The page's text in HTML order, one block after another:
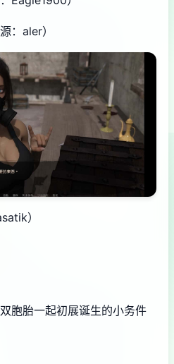
：aler）
）
胞胎一起初展诞生的小务件